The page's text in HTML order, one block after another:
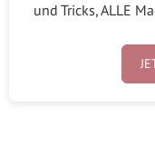
und Tricks, ALLE